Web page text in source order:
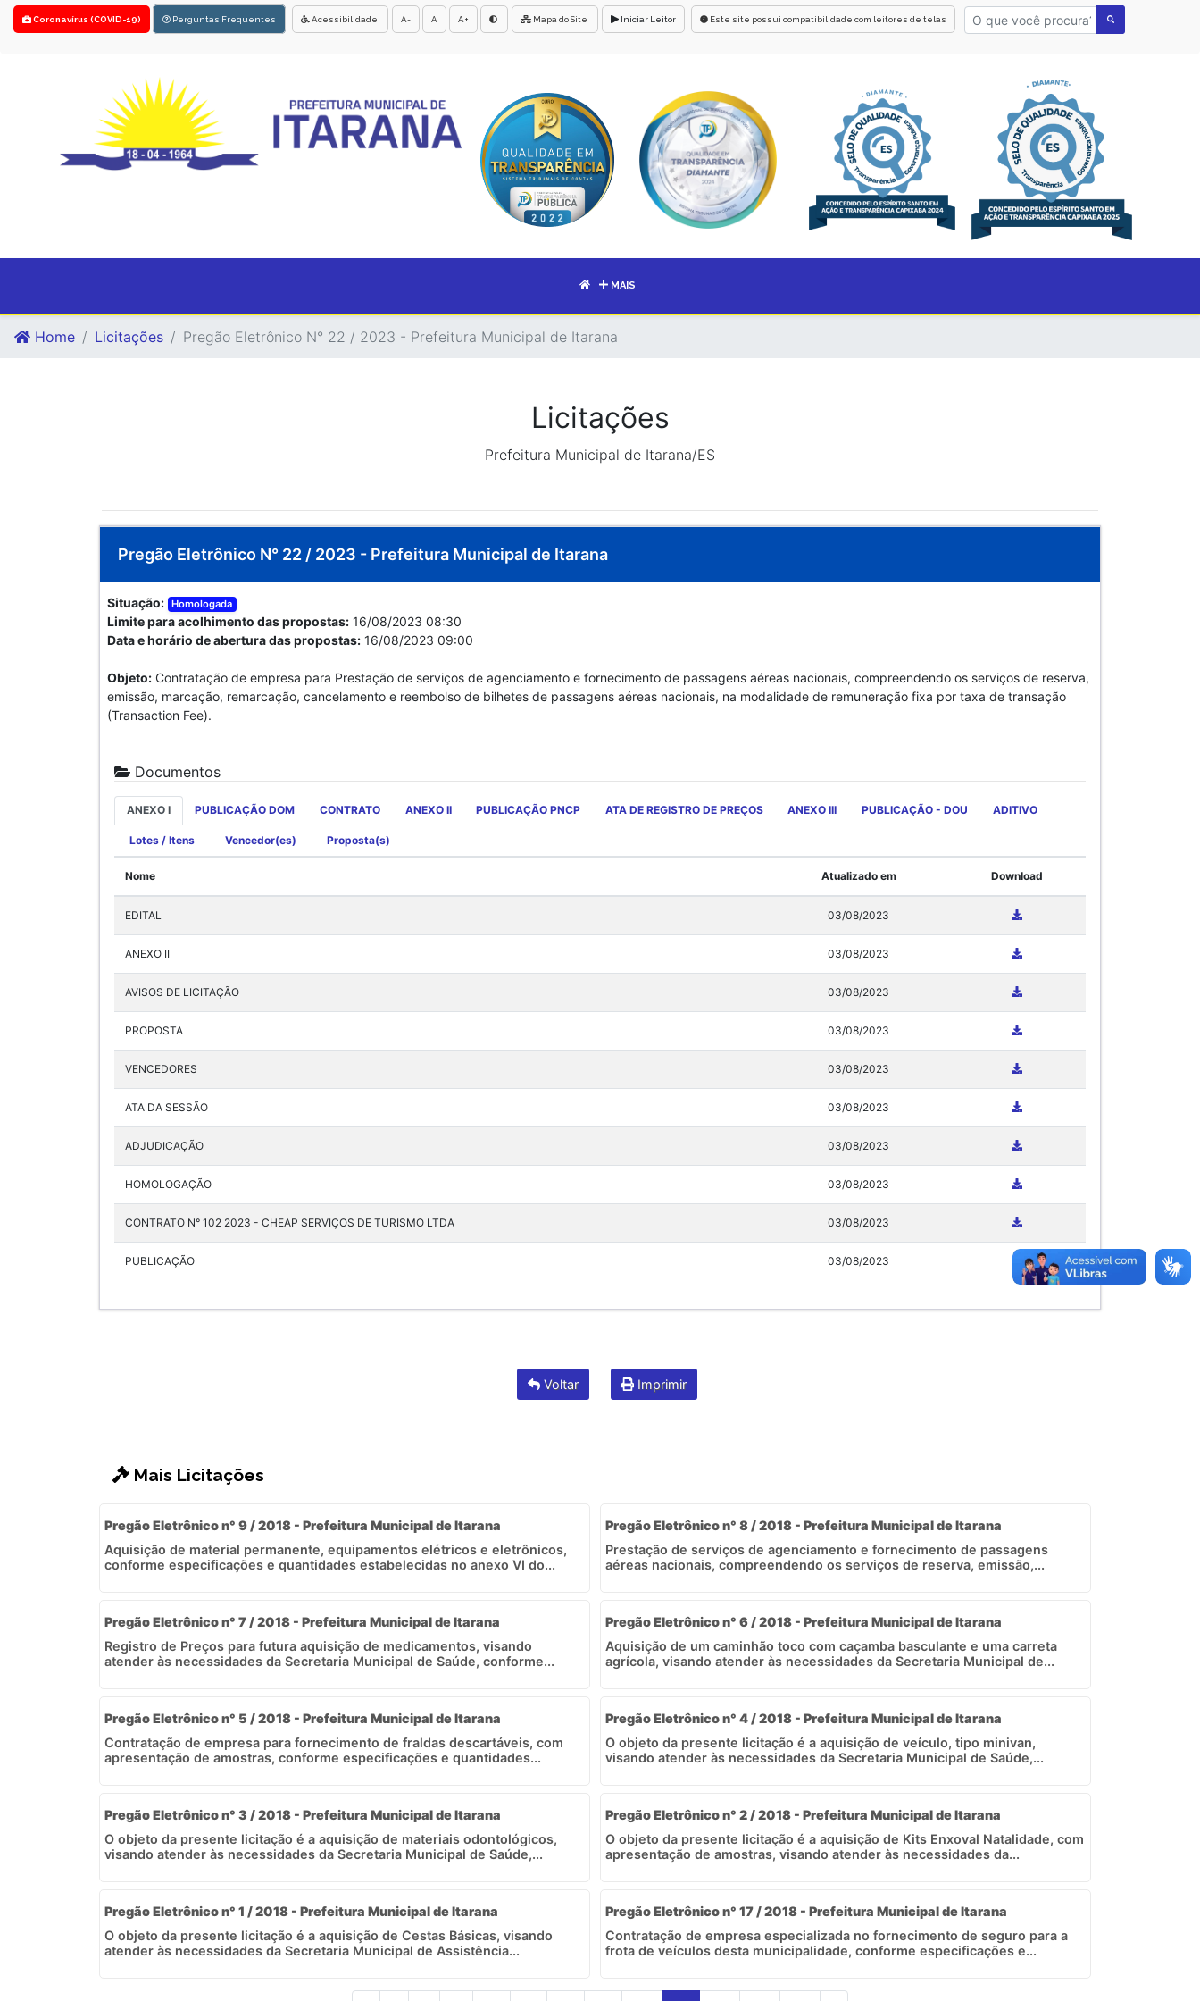
Coronavírus (COVID-19) Perguntas Frequentes Acessibilidade A- A A+ Mapa do Site Iniciar Leitor Este site possui compatibilidade com leitores de telas
MAIS
Home Licitações Pregão Eletrônico N° 22 / 2023 - Prefeitura Municipal de Itarana
Licitações
Prefeitura Municipal de Itarana/ES
Pregão Eletrônico N° 22 / 2023 - Prefeitura Municipal de Itarana
Situação: Homologada
Limite para acolhimento das propostas: 16/08/2023 08:30
Data e horário de abertura das propostas: 16/08/2023 09:00
Objeto: Contratação de empresa para Prestação de serviços de agenciamento e fornecimento de passagens aéreas nacionais, compreendendo os serviços de reserva,
emissão, marcação, remarcação, cancelamento e reembolso de bilhetes de passagens aéreas nacionais, na modalidade de remuneração fixa por taxa de transação
(Transaction Fee).
Documentos
ANEXO I PUBLICAÇÃO DOM CONTRATO ANEXO II PUBLICAÇÃO PNCP ATA DE REGISTRO DE PREÇOS ANEXO III PUBLICAÇÃO - DOU ADITIVO
Lotes / Itens Vencedor(es) Proposta(s)
Nome Atualizado em Download
EDITAL 03/08/2023
ANEXO II 03/08/2023
AVISOS DE LICITAÇÃO 03/08/2023
PROPOSTA 03/08/2023
VENCEDORES 03/08/2023
ATA DA SESSÃO 03/08/2023
ADJUDICAÇÃO 03/08/2023
HOMOLOGAÇÃO 03/08/2023
CONTRATO N° 102 2023 - CHEAP SERVIÇOS DE TURISMO LTDA 03/08/2023
PUBLICAÇÃO 03/08/2023
Voltar Imprimir
Mais Licitações
Pregão Eletrônico n° 9 / 2018 - Prefeitura Municipal de Itarana
Aquisição de material permanente, equipamentos elétricos e eletrônicos,
conforme especificações e quantidades estabelecidas no anexo VI do...
Pregão Eletrônico n° 8 / 2018 - Prefeitura Municipal de Itarana
Prestação de serviços de agenciamento e fornecimento de passagens
aéreas nacionais, compreendendo os serviços de reserva, emissão,...
Pregão Eletrônico n° 7 / 2018 - Prefeitura Municipal de Itarana
Registro de Preços para futura aquisição de medicamentos, visando
atender às necessidades da Secretaria Municipal de Saúde, conforme...
Pregão Eletrônico n° 6 / 2018 - Prefeitura Municipal de Itarana
Aquisição de um caminhão toco com caçamba basculante e uma carreta
agrícola, visando atender às necessidades da Secretaria Municipal de...
Pregão Eletrônico n° 5 / 2018 - Prefeitura Municipal de Itarana
Contratação de empresa para fornecimento de fraldas descartáveis, com
apresentação de amostras, conforme especificações e quantidades...
Pregão Eletrônico n° 4 / 2018 - Prefeitura Municipal de Itarana
O objeto da presente licitação é a aquisição de veículo, tipo minivan,
visando atender às necessidades da Secretaria Municipal de Saúde,...
Pregão Eletrônico n° 3 / 2018 - Prefeitura Municipal de Itarana
O objeto da presente licitação é a aquisição de materiais odontológicos,
visando atender às necessidades da Secretaria Municipal de Saúde,...
Pregão Eletrônico n° 2 / 2018 - Prefeitura Municipal de Itarana
O objeto da presente licitação é a aquisição de Kits Enxoval Natalidade, com
apresentação de amostras, visando atender às necessidades da...
Pregão Eletrônico n° 1 / 2018 - Prefeitura Municipal de Itarana
O objeto da presente licitação é a aquisição de Cestas Básicas, visando
atender às necessidades da Secretaria Municipal de Assistência...
Pregão Eletrônico n° 17 / 2018 - Prefeitura Municipal de Itarana
Contratação de empresa especializada no fornecimento de seguro para a
frota de veículos desta municipalidade, conforme especificações e...